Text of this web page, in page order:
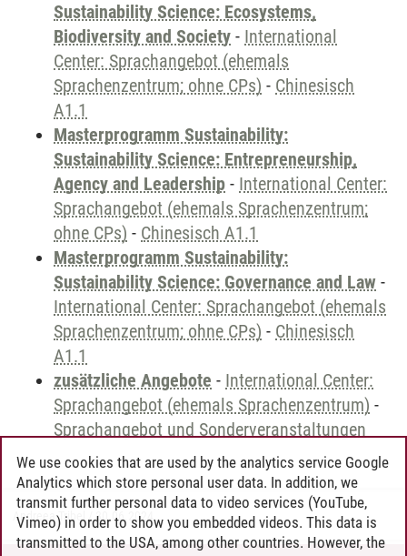
Sustainability Science: Ecosystems,
Biodiversity and Society - International
Center: Sprachangebot (ehemals
Sprachenzentrum; ohne CPs) - Chinesisch
A1.1
Masterprogramm Sustainability:
Sustainability Science: Entrepreneurship,
Agency and Leadership - International Center:
Sprachangebot (ehemals Sprachenzentrum;
ohne CPs) - Chinesisch A1.1
Masterprogramm Sustainability:
Sustainability Science: Governance and Law -
International Center: Sprachangebot (ehemals
Sprachenzentrum; ohne CPs) - Chinesisch
A1.1
zusätzliche Angebote - International Center:
Sprachangebot (ehemals Sprachenzentrum) -
Sprachangebot und Sonderveranstaltungen
Andreea Tribel 30.06.2024
We use cookies that are used by the analytics service Google
Analytics which store personal user data. In addition, we
transmit further personal data to video services (YouTube,
Vimeo) in order to show you embedded videos. This data is
transmitted to the USA, among other countries. However, the